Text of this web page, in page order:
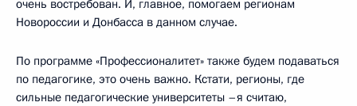
очень востребован. И, главное, помогаем регионам
Новороссии и Донбасса в данном случае.
По программе «Профессионалитет» также будем подаваться
по педагогике, это очень важно. Кстати, регионы, где
сильные педагогические университеты –я считаю,